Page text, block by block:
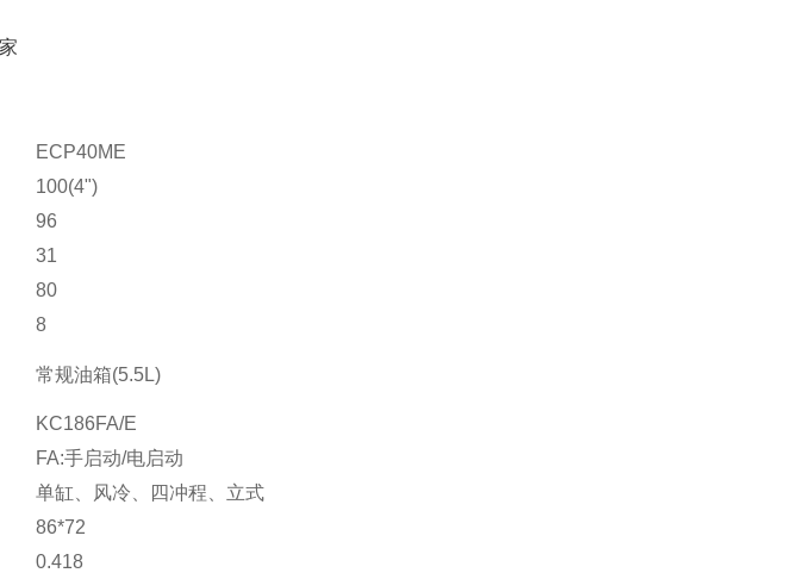
ECP40ME
100(4")
96
31
80
8
常规油箱(5.5L)
KC186FA/E
FA:手启动/电启动
单缸、风冷、四冲程、立式
86*72
0.418